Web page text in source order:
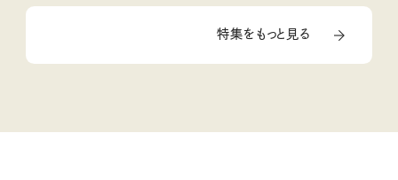
特集をもっと見る